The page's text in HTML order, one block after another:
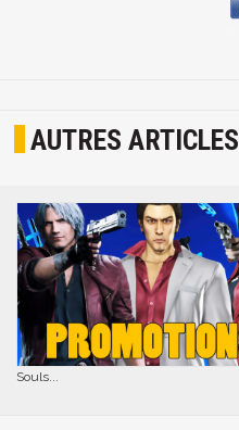
AUTRES ARTICLES
Souls...